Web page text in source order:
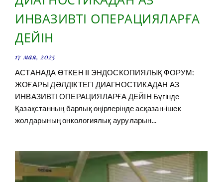
ИНВАЗИВТІ ОПЕРАЦИЯЛАРҒА
ДЕЙІН
17 мая, 2025
АСТАНАДА ӨТКЕН ІІ ЭНДОСКОПИЯЛЫҚ ФОРУМ:
ЖОҒАРЫ ДӘЛДІКТЕГІ ДИАГНОСТИКАДАН АЗ
ИНВАЗИВТІ ОПЕРАЦИЯЛАРҒА ДЕЙІН Бүгінде
Қазақстанның барлық өңірлерінде асқазан-ішек
жолдарының онкологиялық ауруларын...